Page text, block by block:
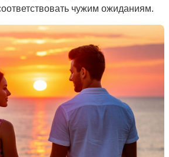
чужим ожиданиям.